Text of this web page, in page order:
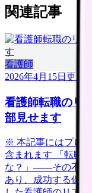
関連記事
看護師
2026年4月15日 更新
看護師転職のリ
部見せます
※ 本記事にはプロ
含まれます 「転職
な？」——その不安
あり、成功する保